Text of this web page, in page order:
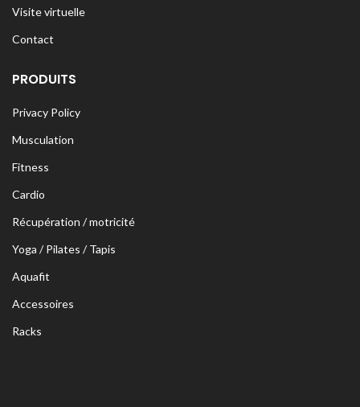
Visite virtuelle
Contact
PRODUITS
Privacy Policy
Musculation
Fitness
Cardio
Récupération / motricité
Yoga / Pilates / Tapis
Aquafit
Accessoires
Racks